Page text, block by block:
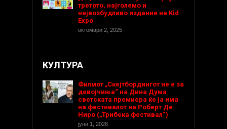
третото, најголемо и
највозбудливо издание на Kid
Expo
октомври 2, 2025
КУЛТУРА
Филмот „Скејтбордингот не е за
девојчиња“ на Дина Дума
светската премиера ќе ја има
на фестивалот на Роберт Де
Ниро („Трибека фестивал“)
јуни 1, 2026